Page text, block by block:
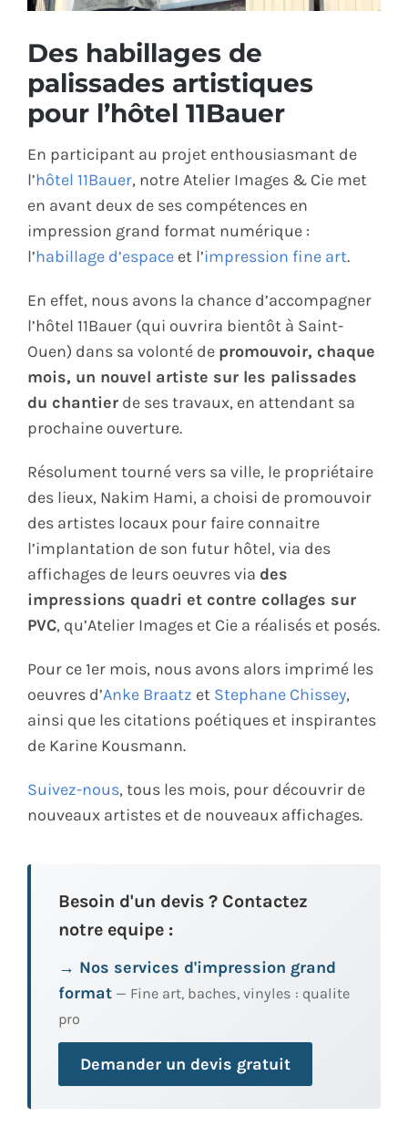
CONTACT
Des habillages de
palissades artistiques
pour l’hôtel 11Bauer
En participant au projet enthousiasmant de
l’hôtel 11Bauer, notre Atelier Images & Cie met
en avant deux de ses compétences en
impression grand format numérique :
l’habillage d’espace et l’impression fine art.
En effet, nous avons la chance d’accompagner
l’hôtel 11Bauer (qui ouvrira bientôt à Saint-
Ouen) dans sa volonté de promouvoir, chaque
mois, un nouvel artiste sur les palissades
du chantier de ses travaux, en attendant sa
prochaine ouverture.
Résolument tourné vers sa ville, le propriétaire
des lieux, Nakim Hami, a choisi de promouvoir
des artistes locaux pour faire connaitre
l’implantation de son futur hôtel, via des
affichages de leurs oeuvres via des
impressions quadri et contre collages sur
PVC, qu’Atelier Images et Cie a réalisés et posés.
Pour ce 1er mois, nous avons alors imprimé les
oeuvres d’Anke Braatz et Stephane Chissey,
ainsi que les citations poétiques et inspirantes
de Karine Kousmann.
Suivez-nous, tous les mois, pour découvrir de
nouveaux artistes et de nouveaux affichages.
Besoin d'un devis ? Contactez
notre equipe :
→ Nos services d'impression grand
format — Fine art, baches, vinyles : qualite
pro
Demander un devis gratuit